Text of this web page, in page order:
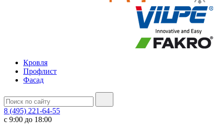
Кровля
Профлист
Фасад
8 (495) 221-64-55
с 9:00 до 18:00